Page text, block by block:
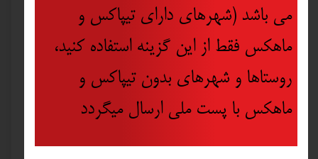
می باشد (شهرهای دارای تیپاکس و
ماهکس فقط از این گزینه استفاده کنید،
روستاها و شهرهای بدون تیپاکس و
ماهکس با پست ملی ارسال میگردد